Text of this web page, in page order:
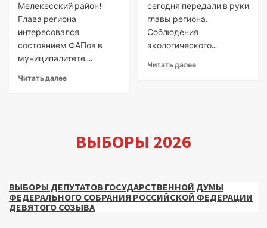
Мелекесский район!
Глава региона
интересовался
состоянием ФАПов в
муниципалитете....
Читать далее
сегодня передали в руки
главы региона.
Соблюдения
экологического...
Читать далее
ВЫБОРЫ 2026
ВЫБОРЫ ДЕПУТАТОВ ГОСУДАРСТВЕННОЙ ДУМЫ
ФЕДЕРАЛЬНОГО СОБРАНИЯ РОССИЙСКОЙ ФЕДЕРАЦИИ
ДЕВЯТОГО СОЗЫВА